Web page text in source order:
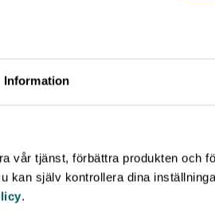
Information
vår tjänst, förbättra produkten och
kan själv kontrollera dina
.